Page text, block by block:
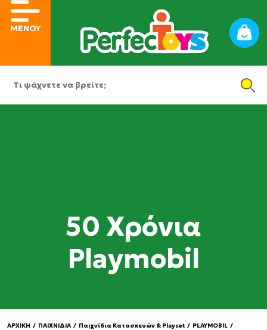
ΜΕΝΟΥ
50 Χρόνια
Playmobil
ΑΡΧΙΚΗ / ΠΑΙΧΝΙΔΙΑ / Παιχνίδια Κατασκευών & Playset / PLAYMOBIL /